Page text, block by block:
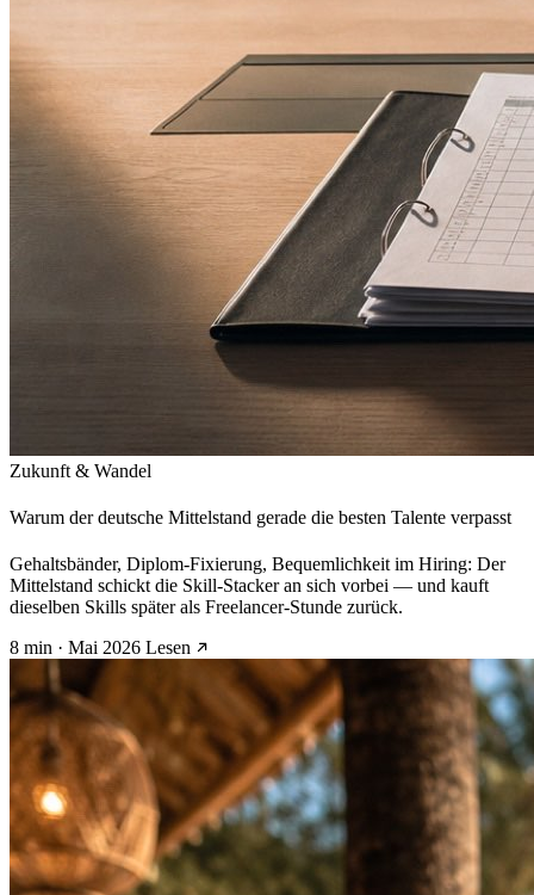
Zukunft & Wandel
Warum der deutsche Mittelstand gerade die besten Talente verpasst
Gehaltsbänder, Diplom-Fixierung, Bequemlichkeit im Hiring: Der
Mittelstand schickt die Skill-Stacker an sich vorbei — und kauft
dieselben Skills später als Freelancer-Stunde zurück.
8 min · Mai 2026 Lesen